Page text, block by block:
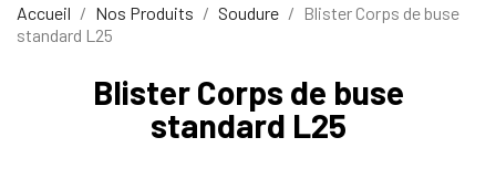
Accueil Nos Produits Soudure
Blister Corps de buse
standard L25
Blister Corps de buse
standard L25